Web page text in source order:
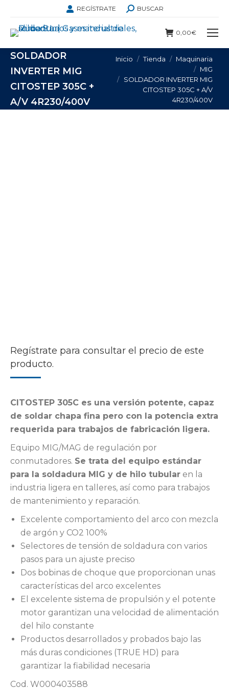
REGÍSTRATE BUSCAR:
BUSCAR
0,00€
SOLDADOR
INVERTER MIG
CITOSTEP 305C +
A/V 4R230/400V
Estás aquí:
Inicio Tienda
Maquinaria
MIG
SOLDADOR INVERTER MIG
CITOSTEP 305C + A/V
4R230/400V
Regístrate para consultar el precio de este
producto.
CITOSTEP 305C es una versión potente, capaz
de soldar chapa fina pero con la potencia extra
requerida para trabajos de fabricación ligera.
Equipo MIG/MAG de regulación por
conmutadores. Se trata del equipo estándar
para la soldadura MIG y de hilo tubular en la
industria ligera en talleres, así como para trabajos
de mantenimiento y reparación.
Excelente comportamiento del arco con mezcla
de argón y CO2 100%
Selectores de tensión de soldadura con varios
pasos para un ajuste preciso
Dos bobinas de choque que proporcionan unas
características del arco excelentes
El excelente sistema de propulsión y el potente
motor garantizan una velocidad de alimentación
del hilo constante
Productos desarrollados y probados bajo las
más duras condiciones (TRUE HD) para
garantizar la fiabilidad necesaria
Cod. W000403588